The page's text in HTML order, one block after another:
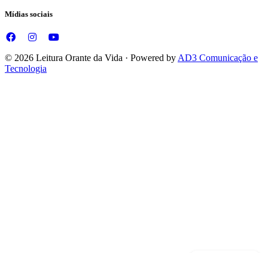
Mídias sociais
© 2026 Leitura Orante da Vida · Powered by AD3 Comunicação e
Tecnologia